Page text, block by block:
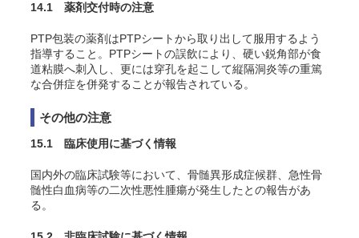
14.1 薬剤交付時の注意
PTP包装の薬剤はPTPシートから取り出して服用するよう
指導すること。PTPシートの誤飲により、硬い鋭角部が食
道粘膜へ刺入し、更には穿孔を起こして縦隔洞炎等の重篤
な合併症を併発することが報告されている。
その他の注意
15.1 臨床使用に基づく情報
国内外の臨床試験等において、骨髄異形成症候群、急性骨
髄性白血病等の二次性悪性腫瘍が発生したとの報告があ
る。